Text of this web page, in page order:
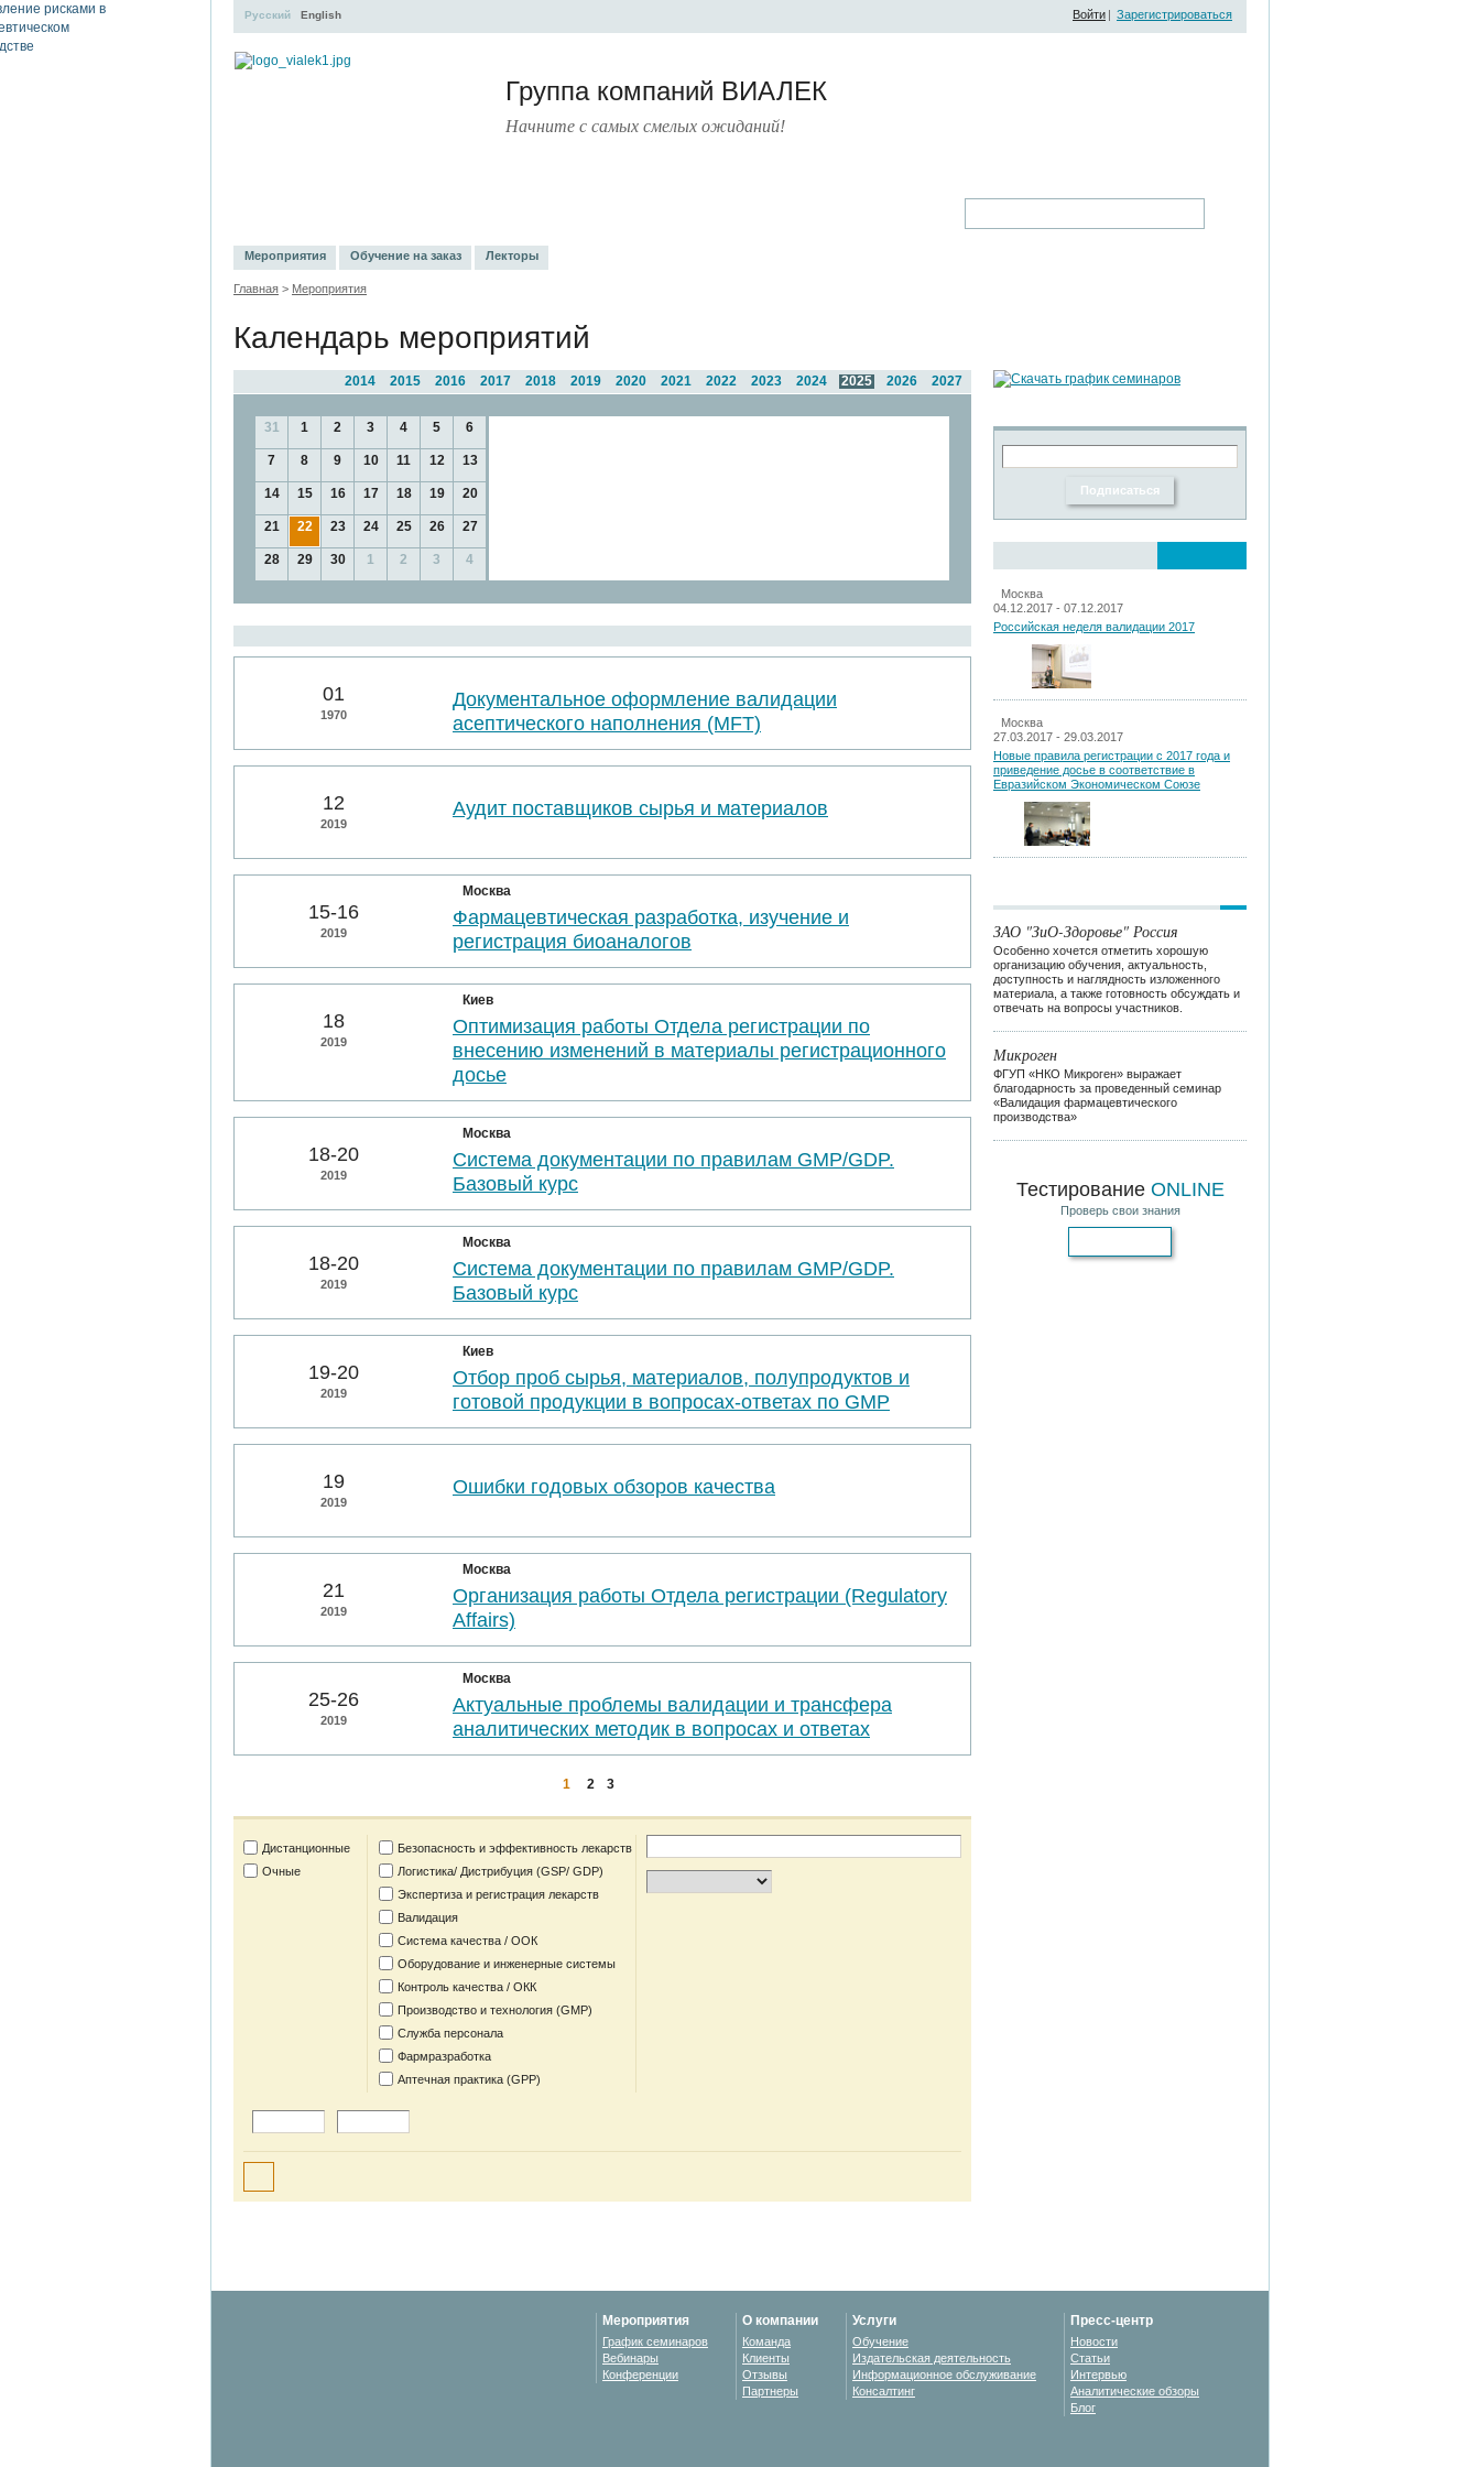
Группа компаний ВИАЛЕК
Начните с самых смелых ожиданий!
Русский English Войти | Зарегистрироваться
Мероприятия Обучение на заказ Лекторы
Главная > Мероприятия
Календарь мероприятий
2027
2026
2025
2024
2023
2022
2021
2020
2019
2018
2017
2016
2015
2014
31 1 2 3 4 5 6
7 8 9 10 11 12 13
14 15 16 17 18 19 20
21 22 23 24 25 26 27
28 29 30 1 2 3 4
01
1970
Документальное оформление валидации
асептического наполнения (MFT)
12
2019
Аудит поставщиков сырья и материалов
15-16
2019
Москва
Фармацевтическая разработка, изучение и
регистрация биоаналогов
18
2019
Киев
Оптимизация работы Отдела регистрации по
внесению изменений в материалы регистрационного
досье
18-20
2019
Москва
Система документации по правилам GMP/GDP.
Базовый курс
18-20
2019
Москва
Система документации по правилам GMP/GDP.
Базовый курс
19-20
2019
Киев
Отбор проб сырья, материалов, полупродуктов и
готовой продукции в вопросах-ответах по GMP
19
2019
Ошибки годовых обзоров качества
21
2019
Москва
Организация работы Отдела регистрации (Regulatory
Affairs)
25-26
2019
Москва
Актуальные проблемы валидации и трансфера
аналитических методик в вопросах и ответах
1 2 3
Дистанционные
Очные
Безопасность и эффективность лекарств
Логистика/ Дистрибуция (GSP/ GDP)
Экспертиза и регистрация лекарств
Валидация
Система качества / ООК
Оборудование и инженерные системы
Контроль качества / ОКК
Производство и технология (GMP)
Служба персонала
Фармразработка
Аптечная практика (GPP)
Москва
04.12.2017 - 07.12.2017
Российская неделя валидации 2017
Москва
27.03.2017 - 29.03.2017
Новые правила регистрации c 2017 года и
приведение досье в соответствие в
Евразийском Экономическом Союзе
ЗАО "ЗиО-Здоровье" Россия
Особенно хочется отметить хорошую
организацию обучения, актуальность,
доступность и наглядность изложенного
материала, а также готовность обсуждать и
отвечать на вопросы участников.
Микроген
ФГУП «НКО Микроген» выражает
благодарность за проведенный семинар
«Валидация фармацевтического
производства»
Тестирование ONLINE
Проверь свои знания
Мероприятия
График семинаров
Вебинары
Конференции
О компании
Команда
Клиенты
Отзывы
Партнеры
Услуги
Обучение
Издательская деятельность
Информационное обслуживание
Консалтинг
Пресс-центр
Новости
Статьи
Интервью
Аналитические обзоры
Блог